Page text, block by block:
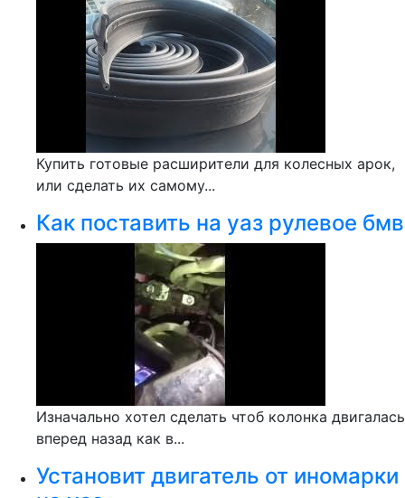
Купить готовые расширители для колесных арок,
или сделать их самому...
Как поставить на уаз рулевое бмв
Изначально хотел сделать чтоб колонка двигалась
вперед назад как в...
Установит двигатель от иномарки